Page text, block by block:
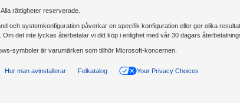
. Alla rättigheter reserverade.
och systemkonfiguration påverkar en specifik konfiguration eller ger olika
det inte lyckas återbetalar vi ditt köp i enlighet med vår 30 dagars
symboler är varumärken som tillhör Microsoft-koncernen.
Hur man avinstallerar Felkatalog Your Privacy Choices